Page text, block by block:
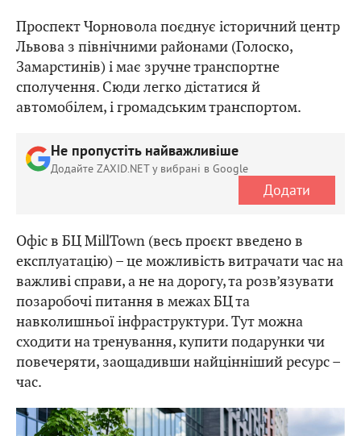
Проспект Чорновола поєднує історичний центр
Львова з північними районами (Голоско,
Замарстинів) і має зручне транспортне
сполучення. Сюди легко дістатися й
автомобілем, і громадським транспортом.
Не пропустіть найважливіше
Додайте ZAXID.NET у вибрані в Google
Додати
Офіс в БЦ MillTown (весь проєкт введено в
експлуатацію) – це можливість витрачати час на
важливі справи, а не на дорогу, та розв’язувати
позаробочі питання в межах БЦ та
навколишньої інфраструктури. Тут можна
сходити на тренування, купити подарунки чи
повечеряти, заощадивши найцінніший ресурс –
час.